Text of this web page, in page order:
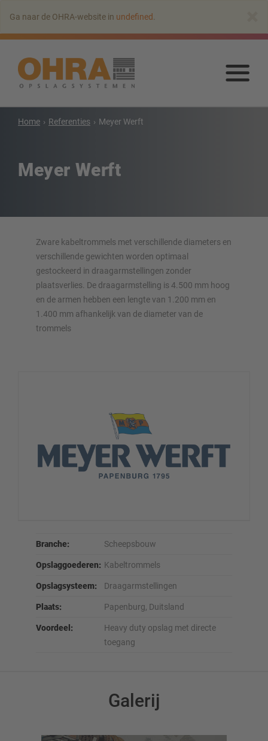
hoofdinhoud
springen
Ga naar de OHRA-website in undefined
Home Referenties Meyer Werft
Meyer Werft
Zware kabeltrommels met verschillende diameters en
verschillende gewichten worden optimaal
gestockeerd in draagarmstellingen zonder
plaatsverlies. De draagarmstelling is 4.500 mm hoog
en de armen hebben een lengte van 1.200 mm en
1.400 mm afhankelijk van de diameter van de
trommels
Branche: Scheepsbouw
Opslaggoederen: Kabeltrommels
Opslagsysteem: Draagarmstellingen
Plaats: Papenburg, Duitsland
Voordeel:
Heavy duty opslag met directe
toegang
Galerij
Draagarmstelling met dak
Draagarmstelling voor zware lasten
Andere draagarmstellingen
OVERZICHT VAN OPSLAGSYSTEMEN
Palletstellingen
Plan uw stellingsysteem individueel met onze configurators
– inclusief directe aanvraag